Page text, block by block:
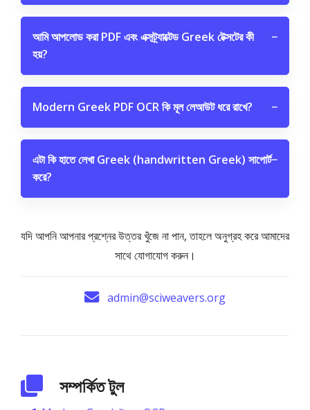
আমি আপলোড করা PDF এবং এক্সট্র্যাক্টেড Greek টেক্সটের কী
হয়?
−
Modern Greek PDF OCR কি মূল লেআউট ধরে রাখে? −
এটা কি হাতে লেখা Greek (handwritten Greek) সাপোর্ট
করে?
−
যদি আপনি আপনার প্রশ্নের উত্তর খুঁজে না পান, তাহলে অনুগ্রহ করে আমাদের
সাথে যোগাযোগ করুন।
admin@sciweavers.org
সম্পর্কিত টুল